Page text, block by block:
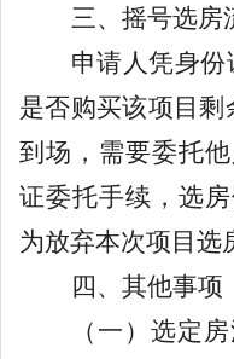
三、 摇号选房
申请人凭身份
是否购买该项目剩
到场，需要委托
证委托手续 ， 选
为放弃本次项目选
四、其他事项
（ 一 ）选定